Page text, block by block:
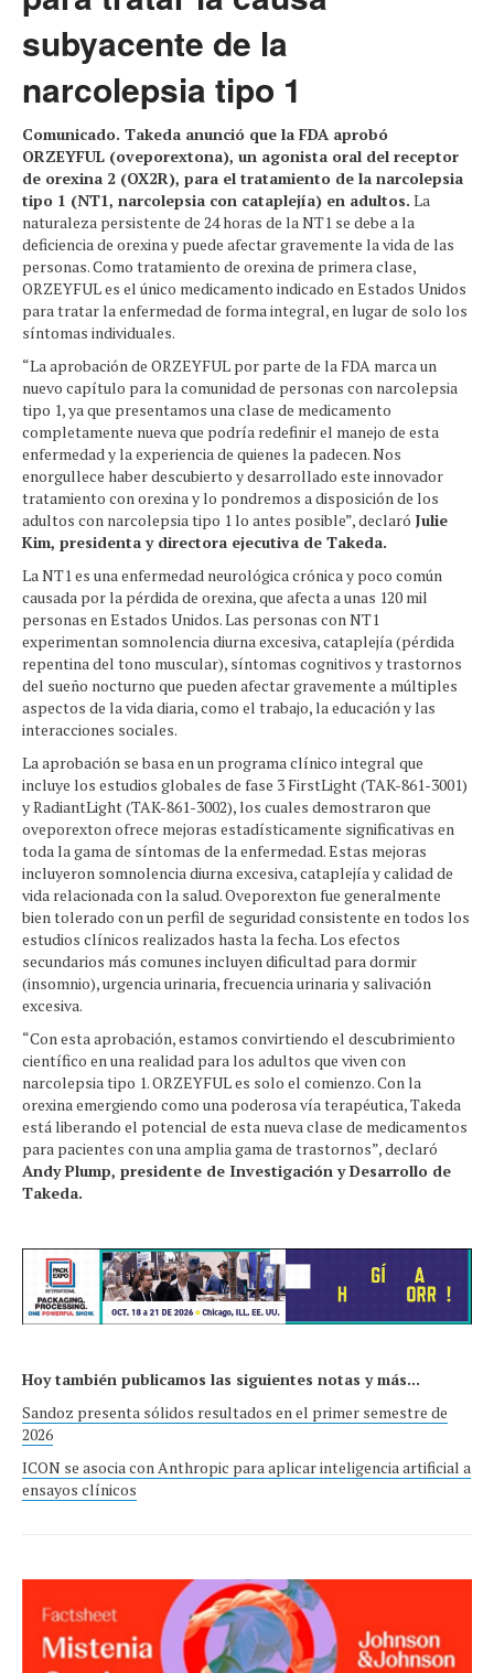
subyacente de la
narcolepsia tipo 1
Comunicado. Takeda anunció que la FDA aprobó
ORZEYFUL (oveporextona), un agonista oral del receptor
de orexina 2 (OX2R), para el tratamiento de la narcolepsia
tipo 1 (NT1, narcolepsia con cataplejía) en adultos. La
naturaleza persistente de 24 horas de la NT1 se debe a la
deficiencia de orexina y puede afectar gravemente la vida de las
personas. Como tratamiento de orexina de primera clase,
ORZEYFUL es el único medicamento indicado en Estados Unidos
para tratar la enfermedad de forma integral, en lugar de solo los
síntomas individuales.
“La aprobación de ORZEYFUL por parte de la FDA marca un
nuevo capítulo para la comunidad de personas con narcolepsia
tipo 1, ya que presentamos una clase de medicamento
completamente nueva que podría redefinir el manejo de esta
enfermedad y la experiencia de quienes la padecen. Nos
enorgullece haber descubierto y desarrollado este innovador
tratamiento con orexina y lo pondremos a disposición de los
adultos con narcolepsia tipo 1 lo antes posible”, declaró Julie
Kim, presidenta y directora ejecutiva de Takeda.
La NT1 es una enfermedad neurológica crónica y poco común
causada por la pérdida de orexina, que afecta a unas 120 mil
personas en Estados Unidos. Las personas con NT1
experimentan somnolencia diurna excesiva, cataplejía (pérdida
repentina del tono muscular), síntomas cognitivos y trastornos
del sueño nocturno que pueden afectar gravemente a múltiples
aspectos de la vida diaria, como el trabajo, la educación y las
interacciones sociales.
La aprobación se basa en un programa clínico integral que
incluye los estudios globales de fase 3 FirstLight (TAK-861-3001)
y RadiantLight (TAK-861-3002), los cuales demostraron que
oveporexton ofrece mejoras estadísticamente significativas en
toda la gama de síntomas de la enfermedad. Estas mejoras
incluyeron somnolencia diurna excesiva, cataplejía y calidad de
vida relacionada con la salud. Oveporexton fue generalmente
bien tolerado con un perfil de seguridad consistente en todos los
estudios clínicos realizados hasta la fecha. Los efectos
secundarios más comunes incluyen dificultad para dormir
(insomnio), urgencia urinaria, frecuencia urinaria y salivación
excesiva.
“Con esta aprobación, estamos convirtiendo el descubrimiento
científico en una realidad para los adultos que viven con
narcolepsia tipo 1. ORZEYFUL es solo el comienzo. Con la
orexina emergiendo como una poderosa vía terapéutica, Takeda
está liberando el potencial de esta nueva clase de medicamentos
para pacientes con una amplia gama de trastornos”, declaró
Andy Plump, presidente de Investigación y Desarrollo de
Takeda.
Hoy también publicamos las siguientes notas y más...
Sandoz presenta sólidos resultados en el primer semestre de
2026
ICON se asocia con Anthropic para aplicar inteligencia artificial a
ensayos clínicos